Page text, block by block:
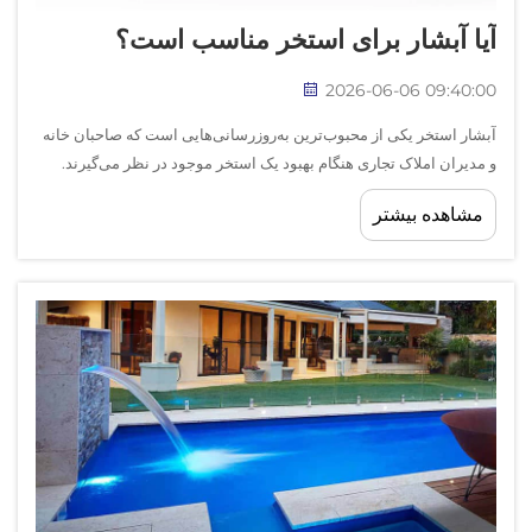
آیا آبشار برای استخر مناسب است؟
2026-06-06 09:40:00
آبشار استخر یکی از محبوب‌ترین به‌روزرسانی‌هایی است که صاحبان خانه
و مدیران املاک تجاری هنگام بهبود یک استخر موجود در نظر می‌گیرند.
جذابیت آن به‌راحتی قابل درک است — منظر و صدای آبی که از ارتفاع
جاری می‌شود، یک استخر ساده را دگرگون می‌کند...
مشاهده بیشتر